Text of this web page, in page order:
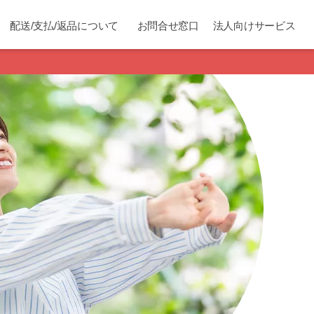
配送/支払/返品について お問合せ窓口 法人向けサービス